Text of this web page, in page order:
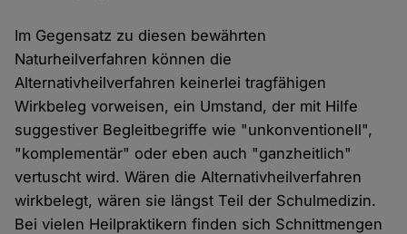
Im Gegensatz zu diesen bewährten
Naturheilverfahren können die
Alternativheilverfahren keinerlei tragfähigen
Wirkbeleg vorweisen, ein Umstand, der mit Hilfe
suggestiver Begleitbegriffe wie "unkonventionell",
"komplementär" oder eben auch "ganzheitlich"
vertuscht wird. Wären die Alternativheilverfahren
wirkbelegt, wären sie längst Teil der Schulmedizin.
Bei vielen Heilpraktikern finden sich Schnittmengen